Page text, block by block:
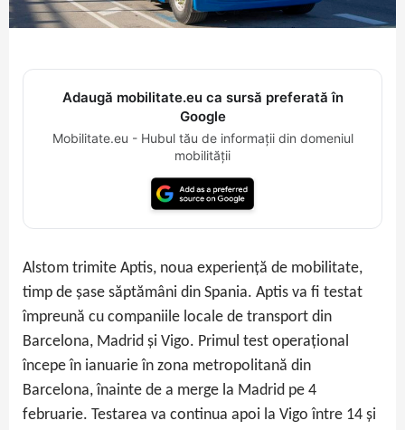
Adaugă mobilitate.eu ca sursă preferată în
Google
Mobilitate.eu - Hubul tău de informații din domeniul
mobilității
Alstom trimite Aptis, noua experiență de mobilitate,
timp de șase săptămâni din Spania. Aptis va fi testat
împreună cu companiile locale de transport din
Barcelona, Madrid și Vigo. Primul test operațional
începe în ianuarie în zona metropolitană din
Barcelona, înainte de a merge la Madrid pe 4
februarie. Testarea va continua apoi la Vigo între 14 și